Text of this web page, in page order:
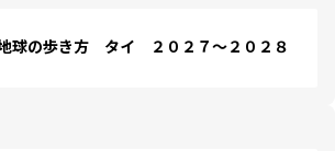
球の歩き方 タイ ２０２７～２０２８